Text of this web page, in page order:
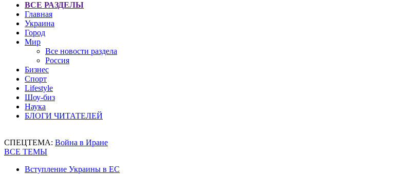
ВСЕ РАЗДЕЛЫ
Главная
Украина
Город
Мир
Все новости раздела
Россия
Бизнес
Спорт
Lifestyle
Шоу-биз
Наука
БЛОГИ ЧИТАТЕЛЕЙ
СПЕЦТЕМА: Война в Иране
ВСЕ ТЕМЫ
Вступление Украины в ЕС